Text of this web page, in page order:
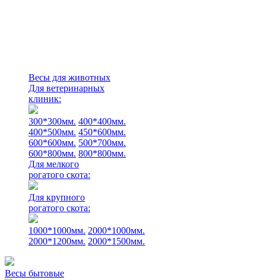
Весы для животных
Для ветеринарных
клиник:
300*300мм. 400*400мм.
400*500мм. 450*600мм.
600*600мм. 500*700мм.
600*800мм. 800*800мм.
Для мелкого
рогатого скота:
Для крупного
рогатого скота:
1000*1000мм. 2000*1000мм.
2000*1200мм. 2000*1500мм.
Весы бытовые